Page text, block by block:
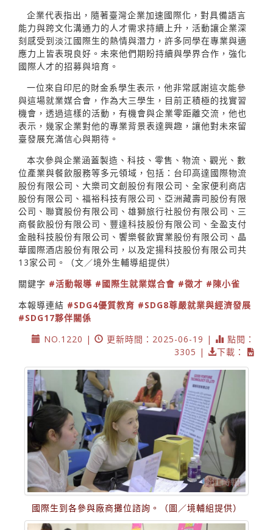
企業代表指出，隨著臺灣企業加速國際化，對具備語言
能力與跨文化溝通力的人才需求持續上升，活動讓企業深
刻感受到淡江國際生的熱情與潛力，許多同學在專業與適
應力上皆表現良好。未來他們期盼持續與學界合作，強化
國際人才的招募與培育。
一位來自印尼的財金系學生表示，他非常感謝這次能參
與這場就業媒合會，作為大三學生，目前正積極的找實習
機會，透過這樣的活動，有機會與企業零距離交流，他也
表示，幾家企業對他的專業背景表達興趣，讓他對未來留
臺發展充滿信心與期待。
本次參與企業涵蓋製造、科技、零售、物流、觀光、數
位產業與餐飲服務等多元領域，包括：台印高達國際物流
股份有限公司、大樂司文創股份有限公司、全家便利商店
股份有限公司、福裕科技有限公司、亞洲藏壽司股份有限
公司、聯寶股份有限公司、雄獅旅行社股份有限公司、三
商餐飲股份有限公司、豐達科技股份有限公司、全盈支付
金融科技股份有限公司、饗樂餐飲實業股份有限公司、晶
華國際酒店股份有限公司，以及定揚科技股份有限公司共
13家公司。（文／境外生輔導組提供）
關鍵字 #活動報導 #國際生就業媒合會 #徵才 #陳小雀
本報導連結 #SDG4優質教育 #SDG8尊嚴就業與經濟發展
#SDG17夥伴關係
NO.1220 |
更新時間：2025-06-19 |
點閱：
3305 |
下載：
國際生到各參與廠商攤位諮詢。（圖／境輔組提供）